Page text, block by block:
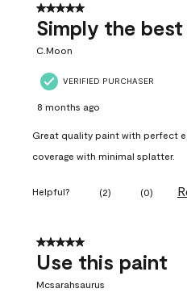
5 out of 5 stars.
Simply the best
C.Moon
VERIFIED PURCHASER
8 months ago
Great quality paint with perfect
coverage with minimal splatter.
Helpful? (2) (0)
5 out of 5 stars.
Use this paint
Mcsarahsaurus